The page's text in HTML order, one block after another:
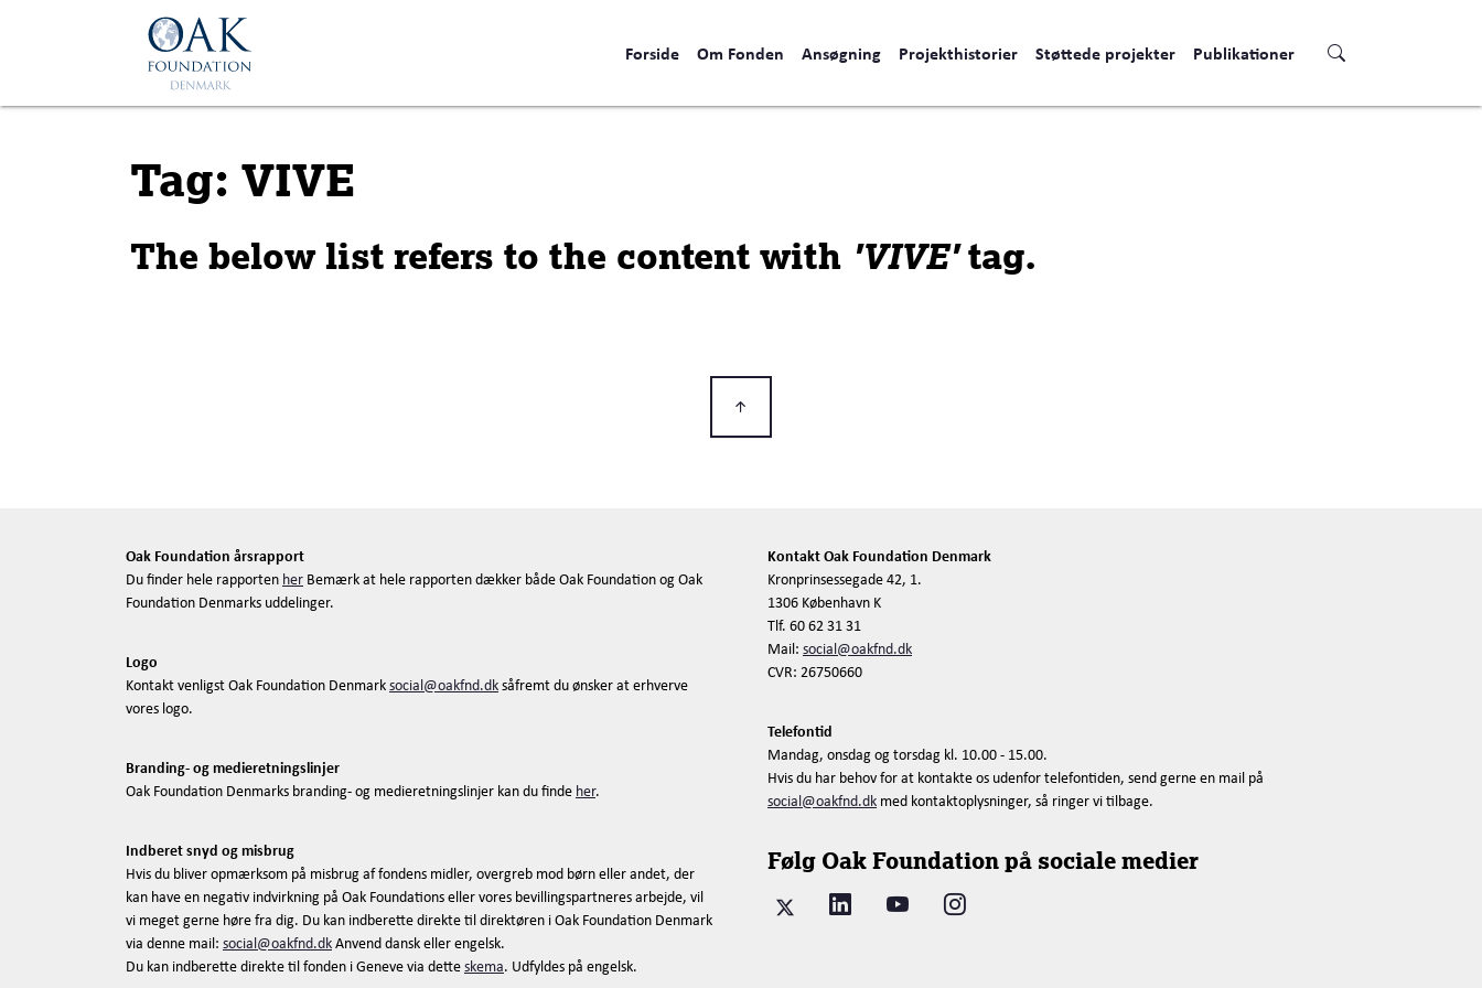
Forside Om Fonden Ansøgning Projekthistorier Støttede projekter Publikationer
Tag: VIVE
The below list refers to the content with 'VIVE'tag.
Oak Foundation årsrapport
Du finder hele rapporten her Bemærk at hele rapporten dækker både Oak Foundation og Oak
Foundation Denmarks uddelinger.
Logo
Kontakt venligst Oak Foundation Denmarksocial@oakfnd.dksåfremt du ønsker at erhverve
vores logo.
Branding- og medieretningslinjer
Oak Foundation Denmarks branding- og medieretningslinjer kan du finde her.
Indberet snyd og misbrug
Hvis du bliver opmærksom på misbrug af fondens midler, overgreb mod børn eller andet, der
kan have en negativ indvirkning på Oak Foundations eller vores bevillingspartneres arbejde, vil
vi meget gerne høre fra dig. Du kan indberette direkte til direktøren i Oak Foundation Denmark
via denne mail: social@oakfnd.dkAnvend dansk eller engelsk.
Du kan indberette direkte til fonden i Geneve via detteskema. Udfyldes på engelsk.
Kontakt Oak Foundation Denmark
Kronprinsessegade 42, 1.
1306 København K
Tlf. 60 62 31 31
Mail: social@oakfnd.dk
CVR: 26750660
Telefontid
Mandag, onsdag og torsdag kl. 10.00 - 15.00.
Hvis du har behov for at kontakte os udenfor telefontiden, send gerne en mail på
social@oakfnd.dk med kontaktoplysninger, så ringer vi tilbage.
Følg Oak Foundation på sociale medier